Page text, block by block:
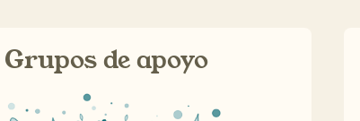
Grupos de apoyo